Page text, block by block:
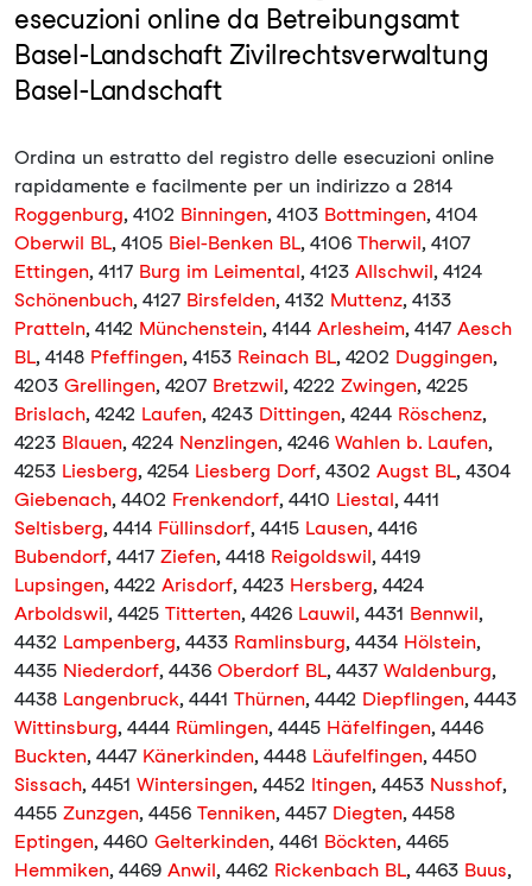
esecuzioni online da Betreibungsamt
Basel-Landschaft Zivilrechtsverwaltung
Basel-Landschaft
Ordina un estratto del registro delle esecuzioni online
rapidamente e facilmente per un indirizzo a 2814
Roggenburg, 4102 Binningen, 4103 Bottmingen, 4104
Oberwil BL, 4105 Biel-Benken BL, 4106 Therwil, 4107
Ettingen, 4117 Burg im Leimental, 4123 Allschwil, 4124
Schönenbuch, 4127 Birsfelden, 4132 Muttenz, 4133
Pratteln, 4142 Münchenstein, 4144 Arlesheim, 4147 Aesch
BL, 4148 Pfeffingen, 4153 Reinach BL, 4202 Duggingen,
4203 Grellingen, 4207 Bretzwil, 4222 Zwingen, 4225
Brislach, 4242 Laufen, 4243 Dittingen, 4244 Röschenz,
4223 Blauen, 4224 Nenzlingen, 4246 Wahlen b. Laufen,
4253 Liesberg, 4254 Liesberg Dorf, 4302 Augst BL, 4304
Giebenach, 4402 Frenkendorf, 4410 Liestal, 4411
Seltisberg, 4414 Füllinsdorf, 4415 Lausen, 4416
Bubendorf, 4417 Ziefen, 4418 Reigoldswil, 4419
Lupsingen, 4422 Arisdorf, 4423 Hersberg, 4424
Arboldswil, 4425 Titterten, 4426 Lauwil, 4431 Bennwil,
4432 Lampenberg, 4433 Ramlinsburg, 4434 Hölstein,
4435 Niederdorf, 4436 Oberdorf BL, 4437 Waldenburg,
4438 Langenbruck, 4441 Thürnen, 4442 Diepflingen, 4443
Wittinsburg, 4444 Rümlingen, 4445 Häfelfingen, 4446
Buckten, 4447 Känerkinden, 4448 Läufelfingen, 4450
Sissach, 4451 Wintersingen, 4452 Itingen, 4453 Nusshof,
4455 Zunzgen, 4456 Tenniken, 4457 Diegten, 4458
Eptingen, 4460 Gelterkinden, 4461 Böckten, 4465
Hemmiken, 4469 Anwil, 4462 Rickenbach BL, 4463 Buus,